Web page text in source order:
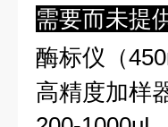
需要而未提
酶标仪（
高精度加样
200-1000uL